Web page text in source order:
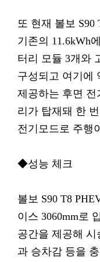
또 현재 볼보 S90
기존의 11.6kWh
터리 모듈 3개와
구성되고 여기에
제공하는 후면 전
리가 탑재돼 한
전기모드로 주행
◆성능 체크
볼보 S90 T8
이스 3060mm로
공간을 제공해
과 승차감 등을